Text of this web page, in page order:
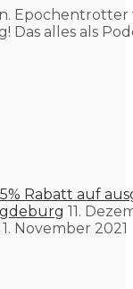
Epochentrotter
alles als
Rabatt auf
11.
1. November 2021